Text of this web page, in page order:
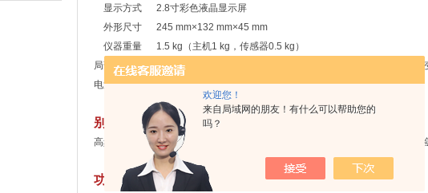
欢迎您！
来自局域网的朋友！有什么可以帮助您的
吗？
显示方式 2.8寸彩色液晶显示屏
外形尺寸 245 mm×132 mm×45 mm
仪器重量 1.5 kg（主机1 kg，传感器0.5 kg）
局部放电测试仪包含超声波（AA）和高频CT（HFCT）两种传感器，适用于
电巡检定位
别称
高频局部放电检测仪，高频局部放电巡检定位仪，局部放电巡检仪，局部放电
功能特性